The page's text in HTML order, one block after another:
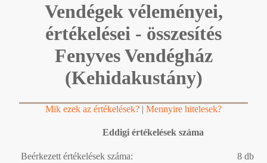
Vendégek véleményei,
értékelései - összesítés
Fenyves Vendégház
(Kehidakustány)
Mik ezek az értékelések? | Mennyire hitelesek?
Eddigi értékelések száma
Beérkezett értékelések száma:
8 db